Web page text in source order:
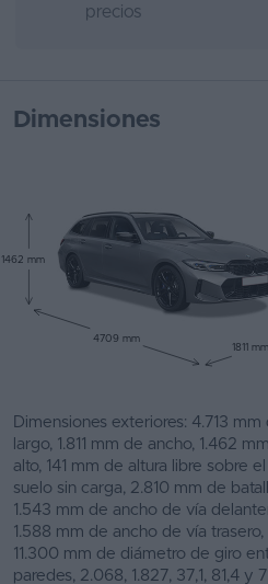
precios
Dimensiones
1462 mm
4709 mm
1811 mm
Dimensiones exteriores: 4.713 mm
largo, 1.811 mm de ancho, 1.462
alto, 141 mm de altura libre sobre el
suelo sin carga, 2.810 mm de
1.543 mm de ancho de vía
1.588 mm de ancho de vía trasero,
11.300 mm de diámetro de giro
paredes, 2.068, 1.827, 37,1, 81,4 y